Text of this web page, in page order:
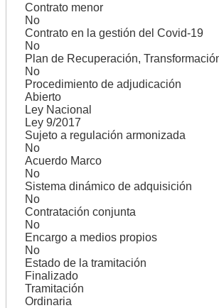
Contrato menor
No
Contrato en la gestión del Covid-19
No
Plan de Recuperación,
No
Procedimiento de adjudicación
Abierto
Ley Nacional
Ley 9/2017
Sujeto a regulación armonizada
No
Acuerdo Marco
No
Sistema dinámico de adquisición
No
Contratación conjunta
No
Encargo a medios propios
No
Estado de la tramitación
Finalizado
Tramitación
Ordinaria